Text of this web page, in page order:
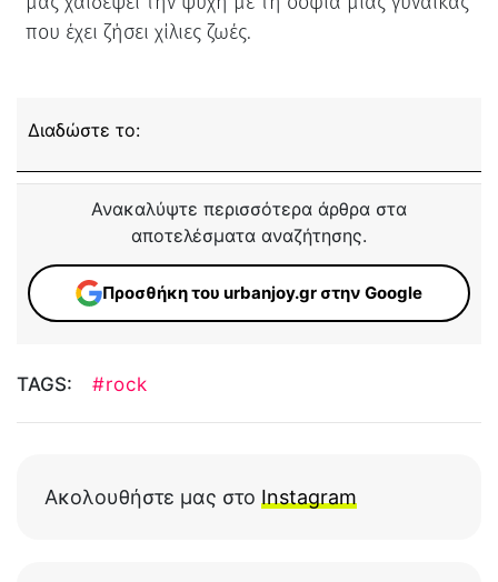
που έχει ζήσει χίλιες ζωές.
Διαδώστε το:
Ανακαλύψτε περισσότερα άρθρα στα
αποτελέσματα αναζήτησης.
Προσθήκη του urbanjoy.gr στην Google
TAGS: #rock
Ακολουθήστε μας στο Instagram